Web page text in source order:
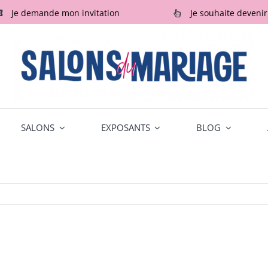
Je demande mon invitation Je souhaite
SALONS EXPOSANTS BLOG